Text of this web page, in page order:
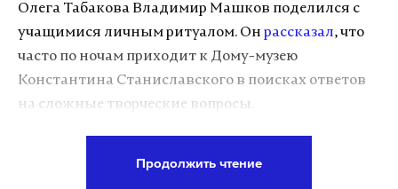
Подпишитесь на Daily Storm в
работает там, где тормозит интернет.
А еще мы есть в
Дзен
Олега Табакова Владимир Машков поделился с
учащимися личным ритуалом. Он рассказал, что
часто по ночам приходит к Дому-музею
Константина Станиславского в поисках ответов
на сложные творческие вопросы.
Продолжить чтение